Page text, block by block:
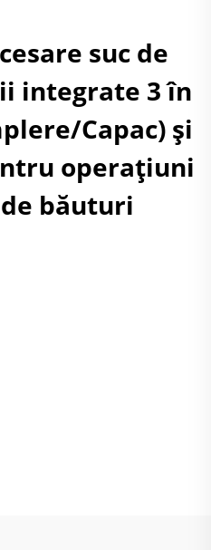
suc de
integrate 3 în
Capac) și
operațiuni
băuturi